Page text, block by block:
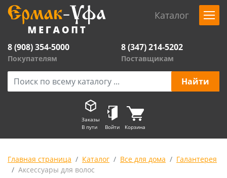
Каталог
8 (908) 354-5000
Покупателям
8 (347) 214-5202
Поставщикам
Заказы
В пути
Войти Корзина
Главная страница Каталог Все для дома
Галантерея
Аксессуары для волос